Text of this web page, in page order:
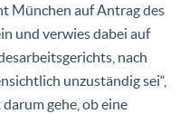
München auf Antrag des
und verwies dabei auf
nach
unzuständig sei“,
gehe, ob eine